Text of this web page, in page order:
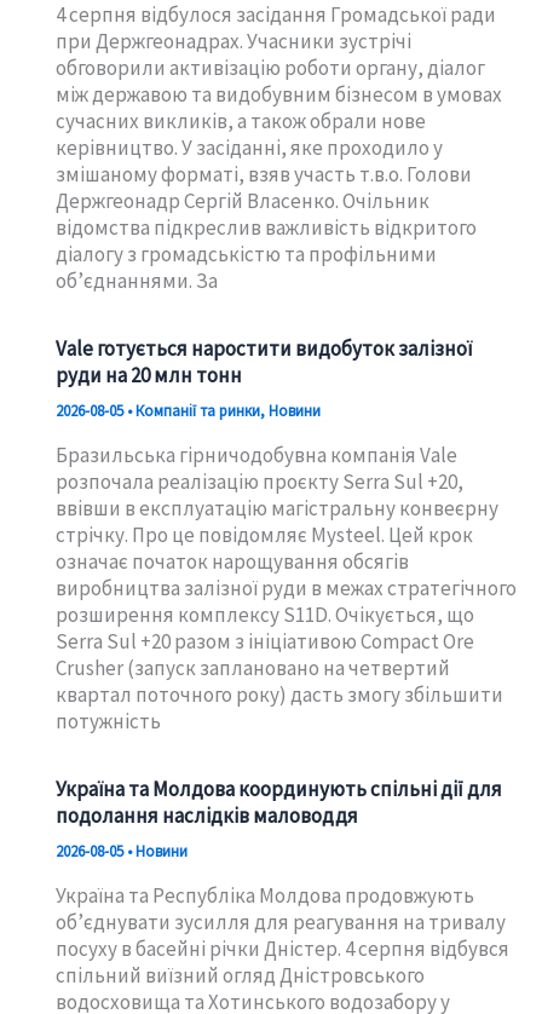
4 серпня відбулося засідання Громадської ради
при Держгеонадрах. Учасники зустрічі
обговорили активізацію роботи органу, діалог
між державою та видобувним бізнесом в умовах
сучасних викликів, а також обрали нове
керівництво. У засіданні, яке проходило у
змішаному форматі, взяв участь т.в.о. Голови
Держгеонадр Сергій Власенко. Очільник
відомства підкреслив важливість відкритого
діалогу з громадськістю та профільними
об’єднаннями. За
Vale готується наростити видобуток залізної
руди на 20 млн тонн
2026-08-05•Компанії та ринки,Новини
Бразильська гірничодобувна компанія Vale
розпочала реалізацію проєкту Serra Sul +20,
ввівши в експлуатацію магістральну конвеєрну
стрічку. Про це повідомляє Mysteel. Цей крок
означає початок нарощування обсягів
виробництва залізної руди в межах стратегічного
розширення комплексу S11D. Очікується, що
Serra Sul +20 разом з ініціативою Compact Ore
Crusher (запуск заплановано на четвертий
квартал поточного року) дасть змогу збільшити
потужність
Україна та Молдова координують спільні дії для
подолання наслідків маловоддя
2026-08-05•Новини
Україна та Республіка Молдова продовжують
об’єднувати зусилля для реагування на тривалу
посуху в басейні річки Дністер. 4 серпня відбувся
спільний виїзний огляд Дністровського
водосховища та Хотинського водозабору у